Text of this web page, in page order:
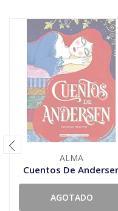
ALMA
Cuentos De
AGOTADO